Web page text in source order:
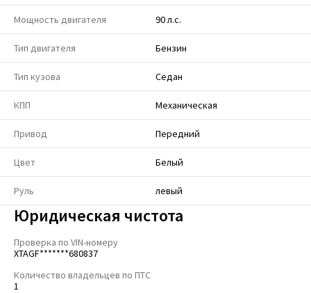
Мощность двигателя 90 л.с.
Тип двигателя Бензин
Тип кузова Седан
КПП Механическая
Привод Передний
Цвет Белый
Руль левый
Юридическая чистота
Проверка по VIN-номеру
XTAGF*******680837
Количество владельцев по ПТС
1